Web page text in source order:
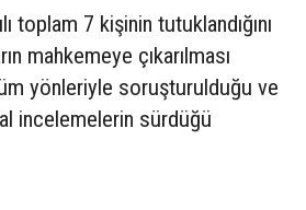
toplam 7 kişinin tutuklandığını
mahkemeye çıkarılması
yönleriyle soruşturulduğu ve
incelemelerin sürdüğü